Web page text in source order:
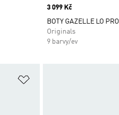
Price
3 099 Kč
BOTY GAZELLE LO PRO
Originals
9 barvy/ev